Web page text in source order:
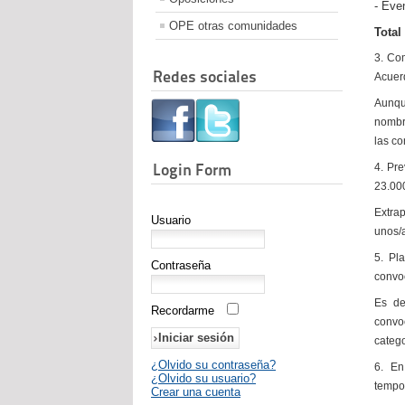
OPE otras comunidades
Redes sociales
Login Form
Usuario
Contraseña
Recordarme
¿Olvido su contraseña?
¿Olvido su usuario?
Crear una cuenta
-
Total
3.
las
4.
unos/
5.
Es
6.